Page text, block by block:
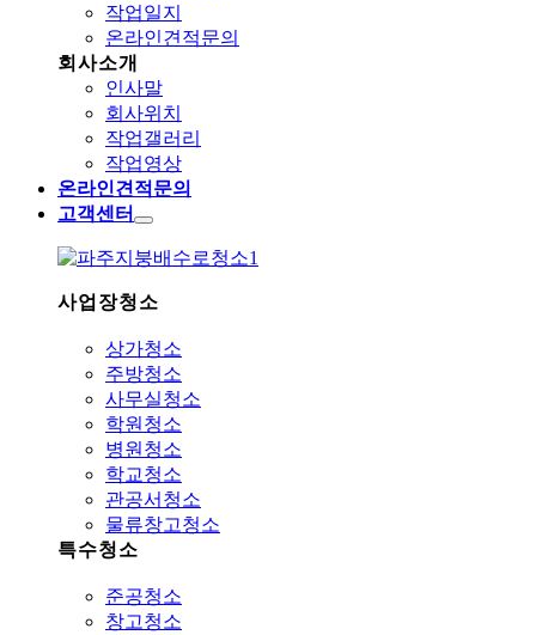
작업일지
온라인견적문의
회사소개
인사말
회사위치
작업갤러리
작업영상
온라인견적문의
고객센터
사업장청소
상가청소
주방청소
사무실청소
학원청소
병원청소
학교청소
관공서청소
물류창고청소
특수청소
준공청소
창고청소